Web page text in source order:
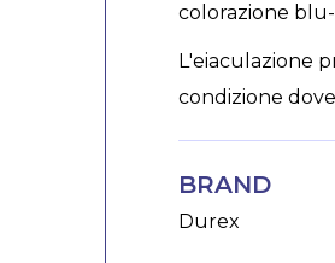
colorazione
L'eiaculazione
condizione
BRAND
Durex